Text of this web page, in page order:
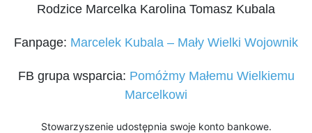
Rodzice Marcelka Karolina Tomasz Kubala
Fanpage: Marcelek Kubala – Mały Wielki Wojownik
FB grupa wsparcia: Pomóżmy Małemu Wielkiemu
Marcelkowi
Stowarzyszenie udostępnia swoje konto bankowe.